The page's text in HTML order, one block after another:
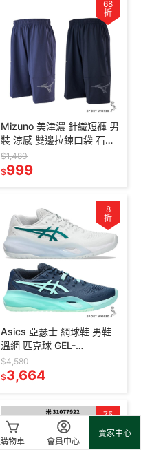
購物車 會員中心
賣家中心
68
折
Mizuno 美津濃 針織短褲 男
裝 涼感 雙邊拉鍊口袋 石墨/
黑
32TBD03307/32TBD033
$1,480
$999
8
折
Asics 亞瑟士 網球鞋 男鞋
溫網 匹克球 GEL-
RESOLUTION X
1041A481-102/404
$4,580
$3,664
75